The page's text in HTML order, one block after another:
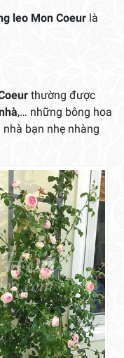
leo Mon Coeur là
thường được
,… những bông hoa
bạn nhẹ nhàng